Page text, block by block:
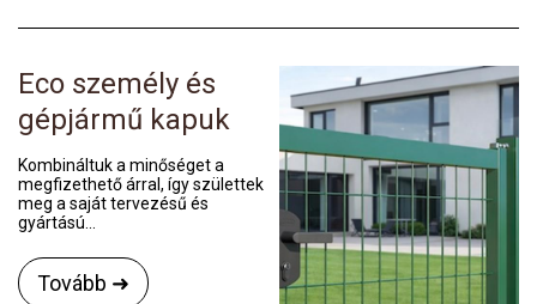
Eco személy és
gépjármű kapuk
Kombináltuk a minőséget a
megfizethető árral, így születtek
meg a saját tervezésű és
gyártású...
Tovább ➜